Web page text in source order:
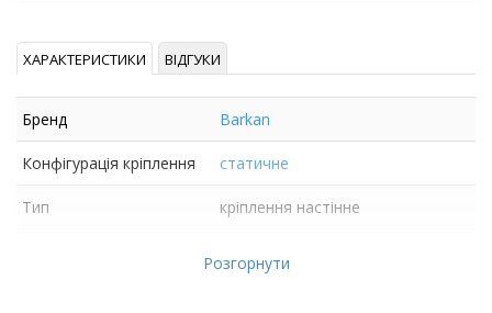
ХАРАКТЕРИСТИКИ ВІДГУКИ
Бренд Barkan
Конфігурація кріплення статичне
Тип кріплення настінне
Розгорнути